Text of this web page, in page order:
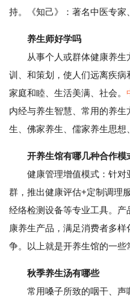
持。《知己》：著名中医专家
养生师好学吗
从事个人或群体健康养生
训、和策划，使人们远离疾病
家庭和睦、生活美满、社会。
内经与养生智慧、常用的养
生、佛家养生、儒家养生思想
开养生馆有哪几种合作模
健康管理增值模式：针对
群，推出健康评估+定制调理
经络检测设备等专业工具。
康养生产品，满足消费者多
争。以上就是开养生馆的一些
秋季养生汤有哪些
常用嗓子所致的咽干、声